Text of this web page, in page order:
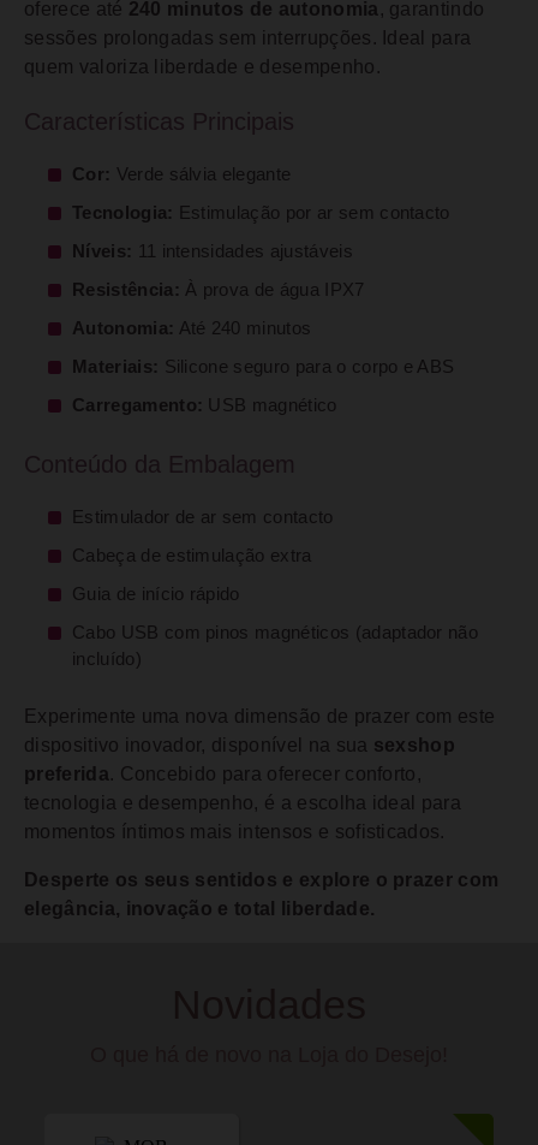
oferece até 240 minutos de autonomia , garantindo
sessões prolongadas sem interrupções. Ideal para
quem valoriza liberdade e desempenho.
Características Principais
Cor: Verde sálvia elegante
Tecnologia:
Estimulação por ar sem contacto
Níveis: 11 intensidades ajustáveis
Resistência: À prova de água IPX7
Autonomia: Até 240 minutos
Materiais: Silicone seguro para o corpo e ABS
Carregamento:
USB magnético
Conteúdo da Embalagem
Estimulador de ar sem contacto
Cabeça de estimulação extra
Guia de início rápido
Cabo USB com pinos magnéticos (adaptador não
incluído)
Experimente uma nova dimensão de prazer com este
dispositivo inovador, disponível na sua sexshop
preferida. Concebido para oferecer conforto,
tecnologia e desempenho, é a escolha ideal para
momentos íntimos mais intensos e sofisticados.
Desperte os seus sentidos e explore o prazer com
elegância, inovação e total liberdade.